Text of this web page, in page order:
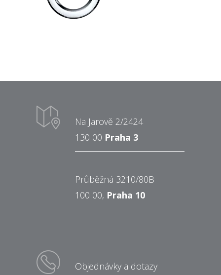
Na Jarově 2/2424
130 00 Praha 3
Průběžná 3210/80B
100 00, Praha 10
Objednávky a dotazy